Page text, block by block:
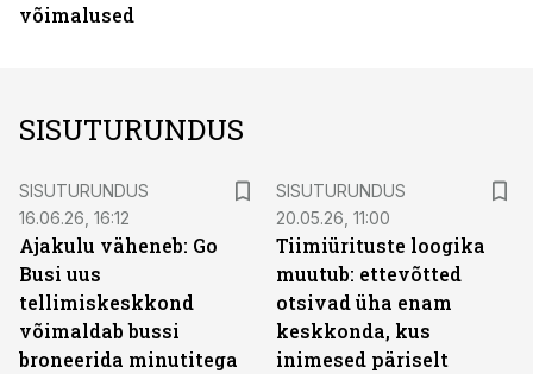
võimalused
SISUTURUNDUS
SISUTURUNDUS
16.06.26, 16:12
Ajakulu väheneb: Go
Busi uus
tellimiskeskkond
võimaldab bussi
broneerida minutitega
SISUTURUNDUS
20.05.26, 11:00
Tiimiürituste loogika
muutub: ettevõtted
otsivad üha enam
keskkonda, kus
inimesed päriselt